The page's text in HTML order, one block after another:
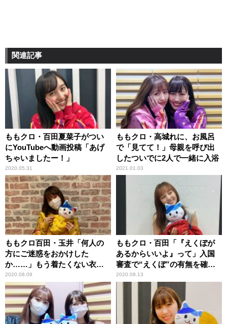
関連記事
ももクロ・百田夏菜子がつい
にYouTubeへ動画投稿「あげ
ちゃいましたー！」
2020.05.31
ももクロ・高城れに、お風呂
で「見てて！」母親を呼び出
したついでに2人で一緒に入浴
2021.01.03
ももクロ百田・玉井「何人の
方にご迷惑をおかけした
か……」もう着たくない衣装
が続々
2020.08.09
ももクロ・百田「『えくぼが
あるからいいよ』って」入国
審査で“えくぼ”の有無を確認
される
2020.09.13